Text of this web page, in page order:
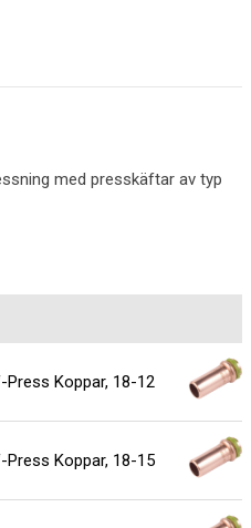
med presskäftar av typ
Press Koppar, 18-12
Press Koppar, 18-15